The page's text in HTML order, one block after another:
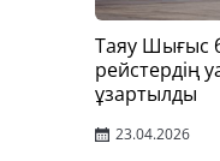
Таяу Шығыс
рейстердің
ұзартылды
23.04.2026